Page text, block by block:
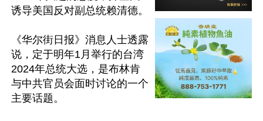
诱导美国反对副总统赖清德。
《华尔街日报》消息人士透露
说，定于明年1月举行的台湾
2024年总统大选，是布林肯
与中共官员会面时讨论的一个
主要话题。